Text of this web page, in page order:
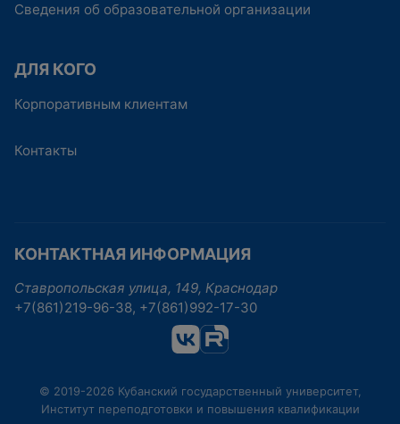
Сведения об образовательной организации
ДЛЯ КОГО
Корпоративным клиентам
Контакты
КОНТАКТНАЯ ИНФОРМАЦИЯ
Ставропольская улица, 149, Краснодар
+7(861)219-96-38, +7(861)992-17-30
© 2019-2026 Кубанский государственный университет,
Институт переподготовки и повышения квалификации